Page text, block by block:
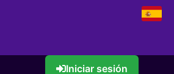
Iniciar sesión